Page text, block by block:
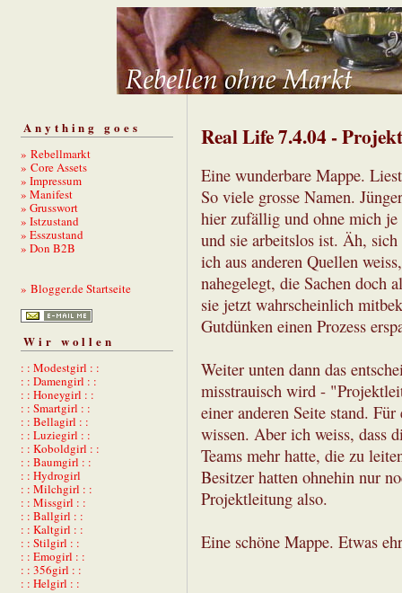
Anything goes
» Rebellmarkt
» Core Assets
» Impressum
» Manifest
» Grusswort
» Istzustand
» Esszustand
» Don B2B
» Blogger.de Startseite
Wir wollen
: : Modestgirl : :
: : Damengirl : :
: : Honeygirl : :
: : Smartgirl : :
: : Bellagirl : :
: : Luziegirl : :
: : Koboldgirl : :
: : Baumgirl : :
: : Hydrogirl
: : Milchgirl : :
: : Missgirl : :
: : Ballgirl : :
: : Kaltgirl : :
: : Stilgirl : :
: : Emogirl : :
: : 356girl : :
: : Helgirl : :
Real Life 7.4.04 -
Eine wunderbare Mappe.
So viele grosse Namen.
hier zufällig und ohne mich je
und sie arbeitslos ist. Äh,
ich aus anderen Quellen
nahegelegt, die Sachen doch
sie jetzt wahrscheinlich
Gutdünken einen Prozess
Weiter unten dann das
misstrauisch wird -
einer anderen Seite stand.
wissen. Aber ich weiss, dass
Teams mehr hatte, die zu
Besitzer hatten ohnehin nur
Projektleitung also.
Eine schöne Mappe. Etwas